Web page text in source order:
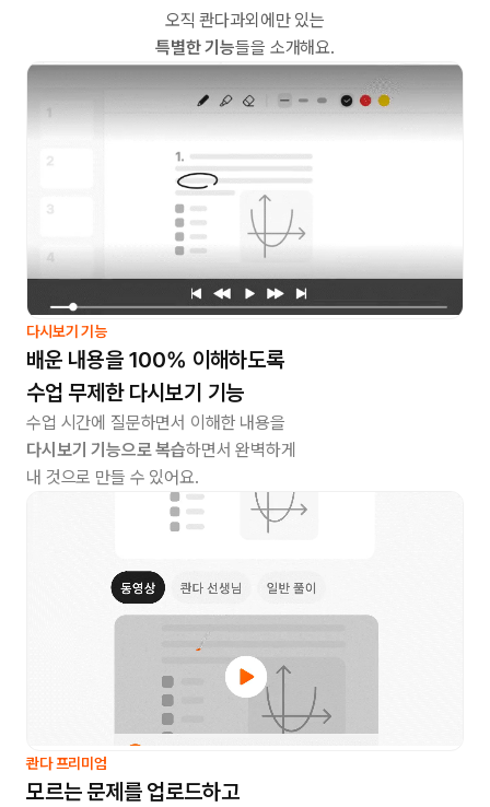
오직 콴다과외에만 있는
특별한 기능들을 소개해요.
다시보기 기능
배운 내용을 100% 이해하도록
수업 무제한 다시보기 기능
수업 시간에 질문하면서 이해한 내용을
다시보기 기능으로 복습하면서 완벽하게
내 것으로 만들 수 있어요.
콴다 프리미엄
모르는 문제를 업로드하고